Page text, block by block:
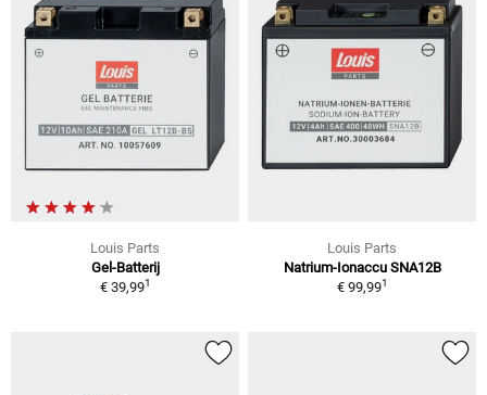
Louis Parts
Gel-Batterij
€ 39,991
Louis Parts
Natrium-Ionaccu SNA12B
€ 99,991